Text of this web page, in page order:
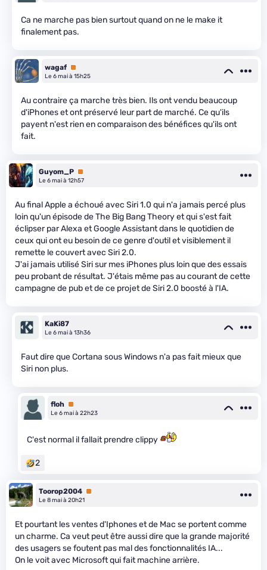
Ca ne marche pas bien surtout quand on ne le make it
finalement pas.
wagaf Premium
Le 6 mai à 15h25
Au contraire ça marche très bien. Ils ont vendu beaucoup
d'iPhones et ont préservé leur part de marché. Ce qu'ils
payent n'est rien en comparaison des bénéfices qu'ils ont
fait.
Guyom_P Premium
Le 6 mai à 12h57
Au final Apple a échoué avec Siri 1.0 qui n'a jamais percé plus
loin qu'un épisode de The Big Bang Theory et qui s'est fait
éclipser par Alexa et Google Assistant dans le quotidien de
ceux qui ont eu besoin de ce genre d'outil et visiblement il
remette le couvert avec Siri 2.0.
J'ai jamais utilisé Siri sur mes iPhones plus loin que des essais
peu probant de résultat. J'étais même pas au courant de cette
campagne de pub et de ce projet de Siri 2.0 boosté à l'IA.
KaKi87
Le 6 mai à 13h36
Faut dire que Cortana sous Windows n'a pas fait mieux que
Siri non plus.
floh Premium
Le 6 mai à 22h23
C'est normal il fallait prendre clippy
2
Toorop2004 Premium
Le 8 mai à 20h21
Et pourtant les ventes d'Iphones et de Mac se portent comme
un charme. Ca veut peut être aussi dire que la grande majorité
des usagers se foutent pas mal des fonctionnalités IA...
On le voit avec Microsoft qui fait machine arrière.